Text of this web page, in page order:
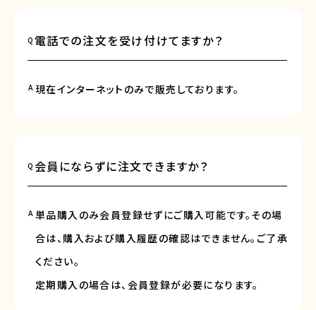
Q 電話での注文を受け付けてますか？
A 現在インターネットのみで販売しております。
Q 会員にならずに注文できますか？
A 単品購入のみ会員登録せずにご購入可能です。その場
合は、購入および購入履歴の確認はできません。ご了承
ください。
定期購入の場合は、会員登録が必要になります。